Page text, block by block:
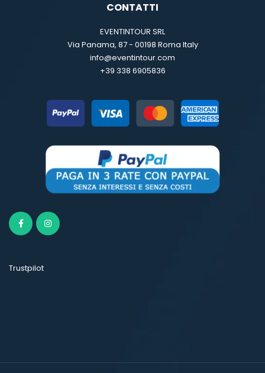
CONTATTI
EVENTINTOUR SRL
Via Panama, 87 - 00198 Roma Italy
info@eventintour.com
+39 338 6905836
Trustpilot